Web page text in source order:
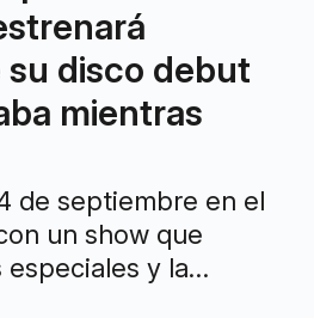
disco debut
mientras
de septiembre en el
un show que
y la
Arenz.